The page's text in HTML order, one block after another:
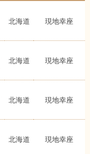
北海道 現地幸座
北海道 現地幸座
北海道 現地幸座
北海道 現地幸座